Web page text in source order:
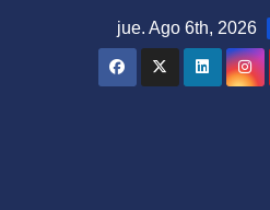
jue. Ago 6th, 2026